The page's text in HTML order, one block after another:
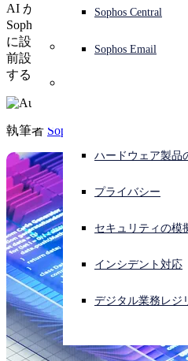
サイバー攻撃を受けている場合
サインイン
Open search
日本語 Open language switcher
脅威インテリジェ
Taegis プラットフ
ワークスペースの保護
メールセキュリティ
脅威インテリジェ
無償評価版
クラウドネイティ
すべてのソリュー
小売業
企業ポリシー
サイバーセキュリ
ハードウェア製品
プライバシー
セキュリティの模
インシデント対応
デジタル業務レジ
脅威リサーチ ブロ
ホワイトペーパー
ビデオ
ソフォスのサポー
パートナーケアへ
Sophos Central
Sophos Email
AI が生成するゼロデイ攻撃が現
Sophos Endpoint は、未知のエ
に設計されており、シグネチャ
前設定を一切必要とせず、あら
する手法をその瞬間にブロック
執筆者 Sophos